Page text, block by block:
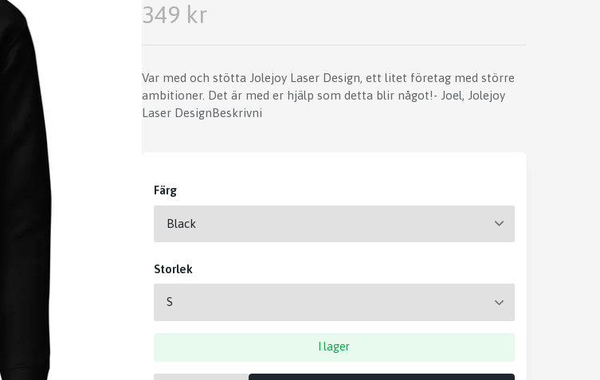
349 kr
Var med och stötta Jolejoy Laser Design, ett litet företag med större
ambitioner. Det är med er hjälp som detta blir något!- Joel, Jolejoy
Laser DesignBeskrivni
Färg
Storlek
I lager